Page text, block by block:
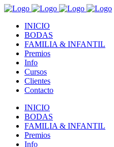
INICIO
BODAS
FAMILIA & INFANTIL
Premios
Info
Cursos
Clientes
Contacto
INICIO
BODAS
FAMILIA & INFANTIL
Premios
Info